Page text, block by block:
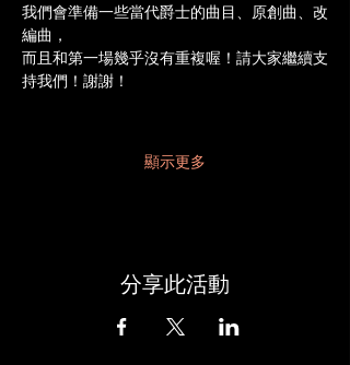
我們會準備一些當代爵士的曲目、原創曲、改
編曲，
而且和第一場幾乎沒有重複喔！請大家繼續支
持我們！謝謝！
顯示更多
分享此活動